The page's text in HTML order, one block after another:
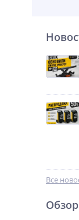
Все